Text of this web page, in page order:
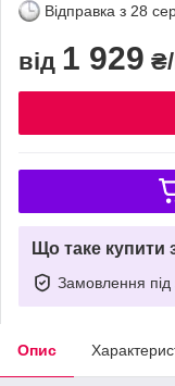
Відправка з 28
від 1 929
Що таке купити
Замовлення під
Опис